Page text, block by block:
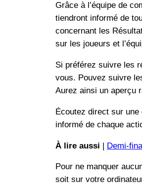
Grâce à l’équipe de
tiendront informé de
concernant les
sur les joueurs et
Si préférez suivre les
vous. Pouvez suivre
Aurez ainsi un aperçu
Écoutez direct sur
informé de chaque
À lire aussi | Demi-
Pour ne manquer
soit sur votre